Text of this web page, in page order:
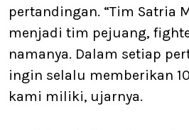
pertandingan. “Tim Satria
menjadi tim pejuang,
namanya. Dalam setiap
ingin selalu memberikan
kami miliki, ujarnya.